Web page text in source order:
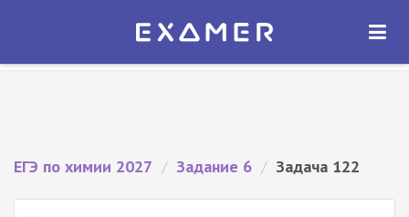
Экзамер — ЕГЭ 2027
ОТКРЫТЬ
ЕГЭ по химии 2027 / Задание 6 / Задача 122